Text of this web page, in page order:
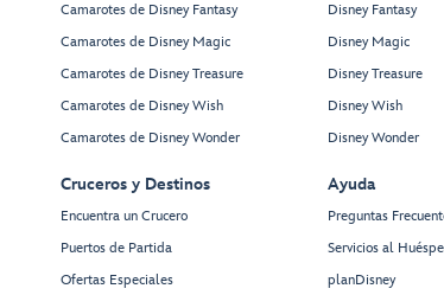
Camarotes de Disney Fantasy
Camarotes de Disney Magic
Camarotes de Disney Treasure
Camarotes de Disney Wish
Camarotes de Disney Wonder
Cruceros y Destinos
Encuentra un Crucero
Puertos de Partida
Ofertas Especiales
Disney Fantasy
Disney Magic
Disney Treasure
Disney Wish
Disney Wonder
Ayuda
Preguntas
Servicios al
planDisney